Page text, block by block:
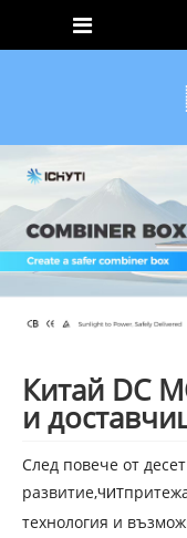
Китай DC
и
След повече от
развитие,ЧИТ
технология и